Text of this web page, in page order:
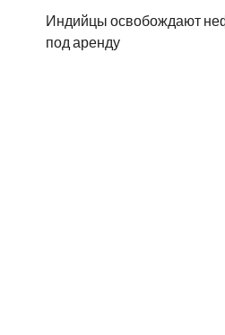
Индийцы освобождают
под аренду